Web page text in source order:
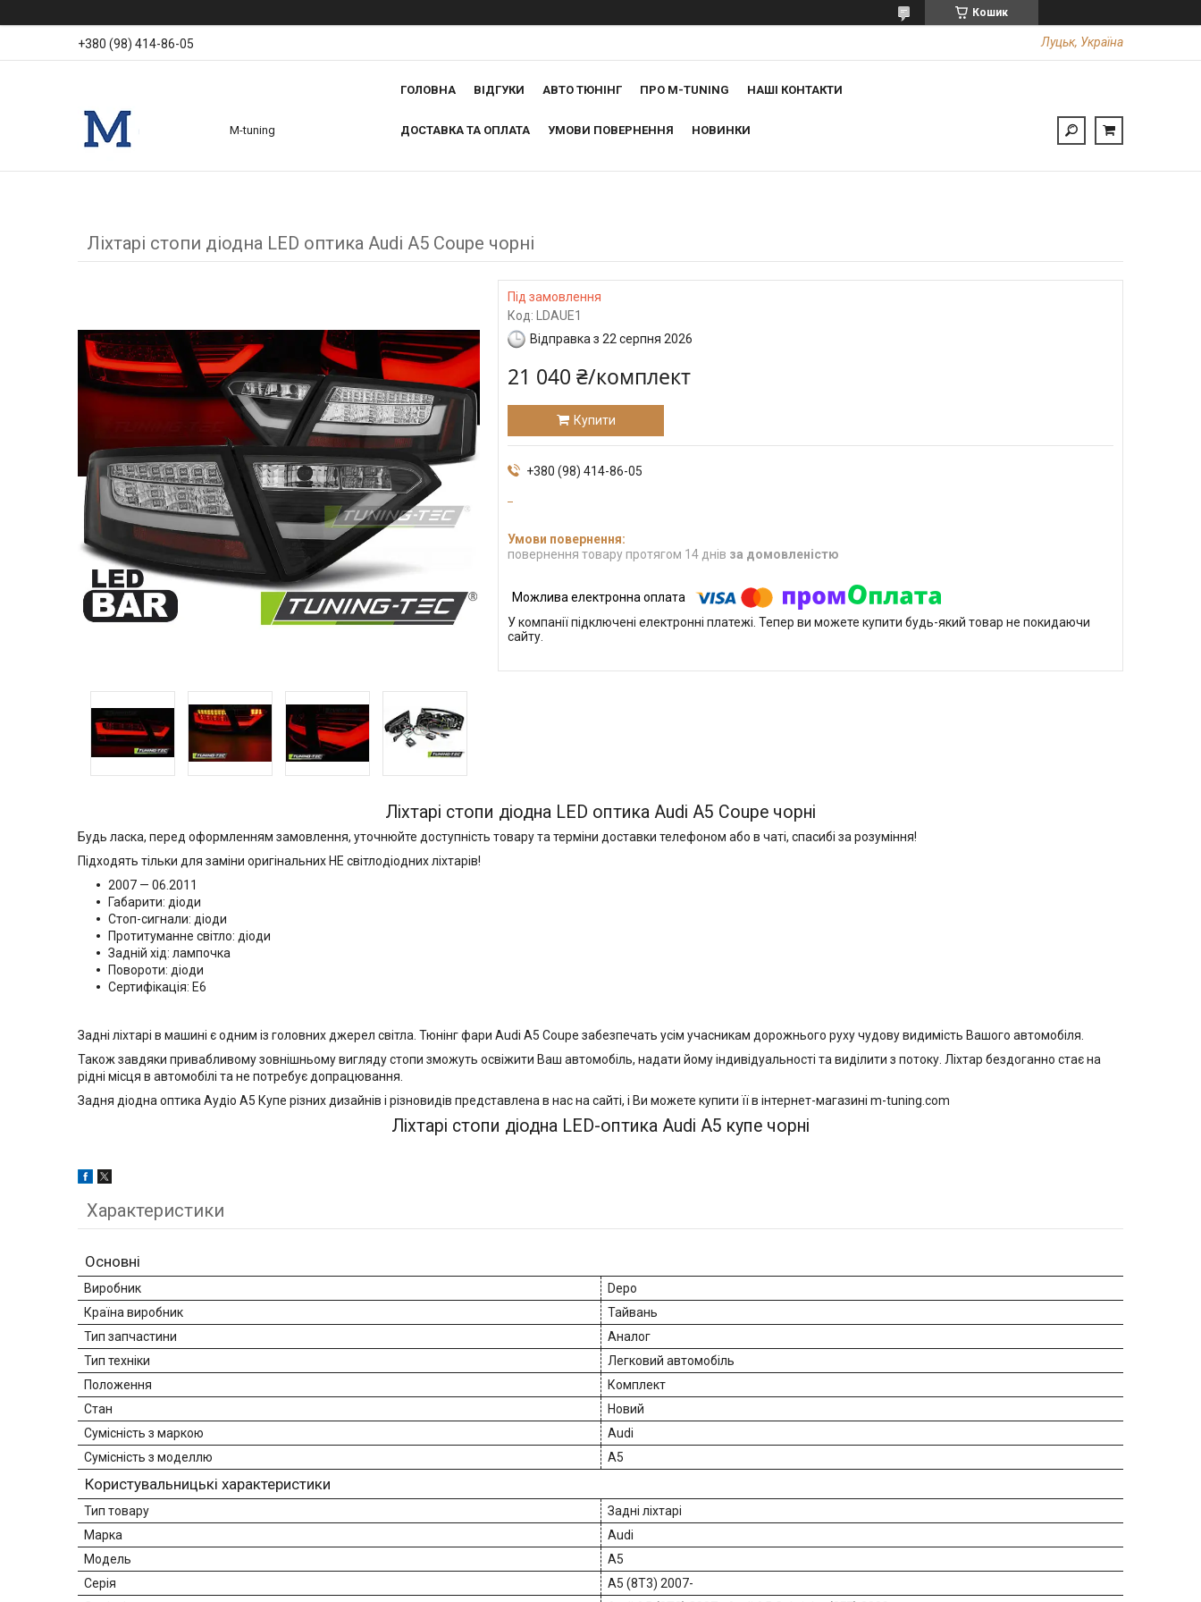
Кошик
+380 (98) 414-86-05 Луцьк, Україна
M-tuning
ГОЛОВНА ВІДГУКИ АВТО ТЮНІНГ ПРО M-TUNING НАШІ КОНТАКТИ
ДОСТАВКА ТА ОПЛАТА УМОВИ ПОВЕРНЕННЯ НОВИНКИ
Ліхтарі стопи діодна LED оптика Audi A5 Coupe чорні
Під замовлення
Код:
LDAUE1
Відправка з 22 серпня 2026
21 040 ₴/комплект
Купити
+380 (98) 414-86-05
повернення товару протягом 14 днів за домовленістю
У компанії підключені електронні платежі. Тепер ви можете купити будь-який товар не покидаючи
сайту.
Ліхтарі стопи діодна LED оптика Audi A5 Coupe чорні
Будь ласка, перед оформленням замовлення, уточнюйте доступність товару та терміни доставки телефоном або в чаті, спасибі за розуміння!
Підходять тільки для заміни оригінальних НЕ світлодіодних ліхтарів!
2007 — 06.2011
Габарити: діоди
Стоп-сигнали: діоди
Протитуманне світло: діоди
Задній хід: лампочка
Повороти: діоди
Сертифікація: E6
Задні ліхтарі в машині є одним із головних джерел світла. Тюнінг фари Audi A5 Coupe забезпечать усім учасникам дорожнього руху чудову видимість Вашого автомобіля.
Також завдяки привабливому зовнішньому вигляду стопи зможуть освіжити Ваш автомобіль, надати йому індивідуальності та виділити з потоку. Ліхтар бездоганно стає на
рідні місця в автомобілі та не потребує допрацювання.
Задня діодна оптика Аудіо А5 Купе різних дизайнів і різновидів представлена в нас на сайті, і Ви можете купити її в інтернет-магазині m-tuning.com
Ліхтарі стопи діодна LED-оптика Audi A5 купе чорні
Характеристики
Основні
Виробник
Depo
Країна виробник
Тайвань
Тип запчастини
Аналог
Тип техніки
Легковий автомобіль
Положення
Комплект
Стан
Новий
Сумісність з маркою
Audi
Сумісність з моделлю
A5
Користувальницькі характеристики
Тип товару
Задні ліхтарі
Марка
Audi
Модель
A5
Серія
A5 (8T3) 2007-